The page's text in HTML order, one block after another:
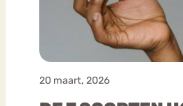
20 maart, 2026